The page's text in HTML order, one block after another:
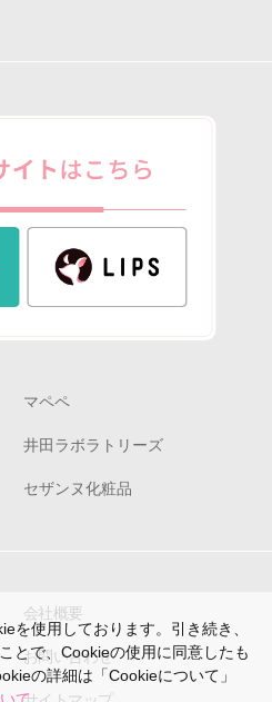
マペペ
井田ラボラトリーズ
セザンヌ化粧品
会社概要
お問い合わせ
を使用しております。引き続き、
とで、Cookieの使用に同意したも
の詳細は「Cookieについて」